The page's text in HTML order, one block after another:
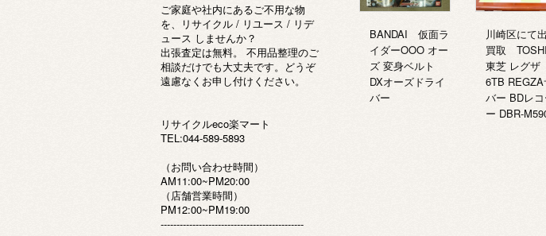
BANDAI 仮面ラ
イダーOOO オー
ズ 変身ベルト
DXオーズドライ
バー
川崎区にて
買取
東芝 レグザ
6TB REGZA
バー BDレ
ー DBR-
ご家庭や社内にあるご不用な物
を、リサイクル / リユース / リデ
ュース しませんか？
出張査定は無料。 不用品整理のご
相談だけでも大丈夫です。どうぞ
遠慮なくお申し付けください。
リサイクルeco楽マート
TEL:044-589-5893
（お問い合わせ時間）
AM11:00~PM20:00
（店舗営業時間）
PM12:00~PM19:00
---------------------------------------------